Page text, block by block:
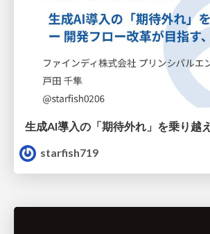
starfish719